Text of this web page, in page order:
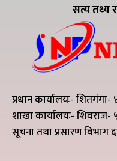
सत्य तथ्य
प्रधान कार्यालयः- शितगंगा-
शाखा कार्यालयः-
सूचना तथा प्रसारण विभाग